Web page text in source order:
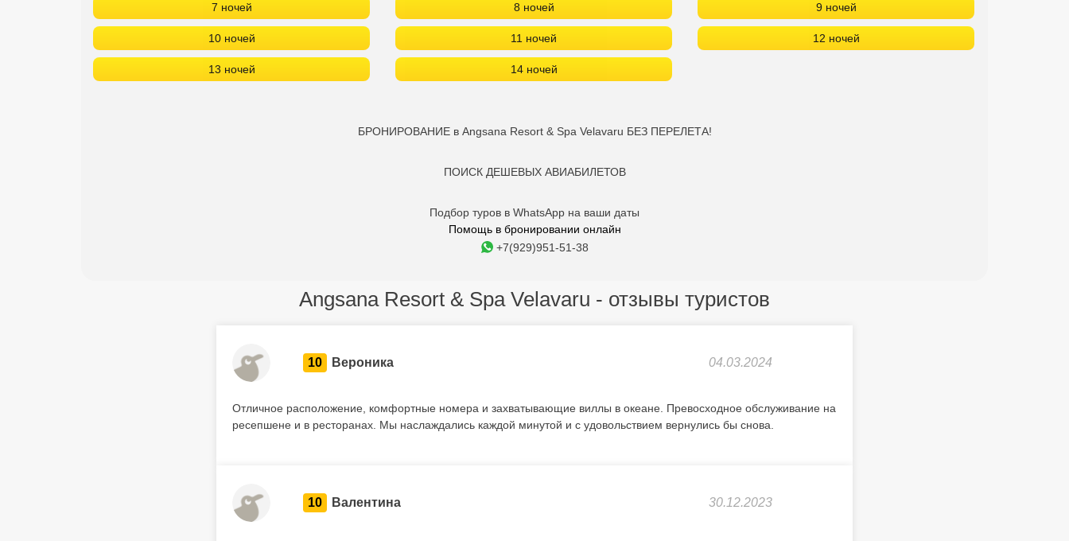
7 ночей 8 ночей 9 ночей
10 ночей 11 ночей 12 ночей
13 ночей 14 ночей
БРОНИРОВАНИЕ в Angsana Resort & Spa Velavaru БЕЗ ПЕРЕЛЕТА!
ПОИСК ДЕШЕВЫХ АВИАБИЛЕТОВ
Подбор туров в WhatsApp на ваши даты
Помощь в бронировании онлайн
+7(929)951-51-38
Angsana Resort & Spa Velavaru - отзывы туристов
10 Вероника 04.03.2024
Отличное расположение, комфортные номера и захватывающие виллы в океане. Превосходное обслуживание на
ресепшене и в ресторанах. Мы наслаждались каждой минутой и с удовольствием вернулись бы снова.
10 Валентина 30.12.2023